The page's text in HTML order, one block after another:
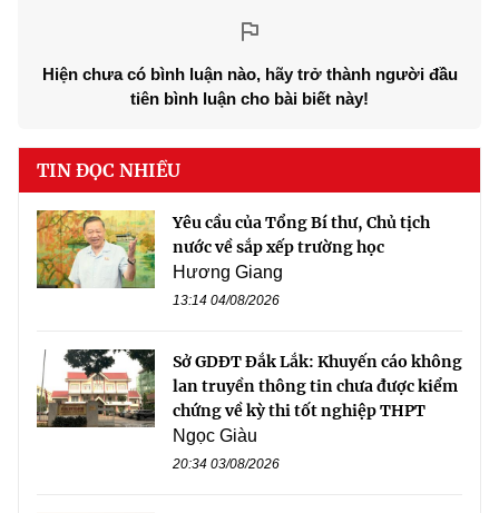
Hiện chưa có bình luận nào, hãy trở thành người đầu
tiên bình luận cho bài biết này!
TIN ĐỌC NHIỀU
Yêu cầu của Tổng Bí thư, Chủ tịch
nước về sắp xếp trường học
Hương Giang
13:14 04/08/2026
Sở GDĐT Đắk Lắk: Khuyến cáo không
lan truyền thông tin chưa được kiểm
chứng về kỳ thi tốt nghiệp THPT
Ngọc Giàu
20:34 03/08/2026